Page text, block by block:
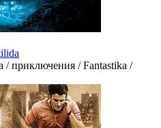
/ приключения / Fantastika /